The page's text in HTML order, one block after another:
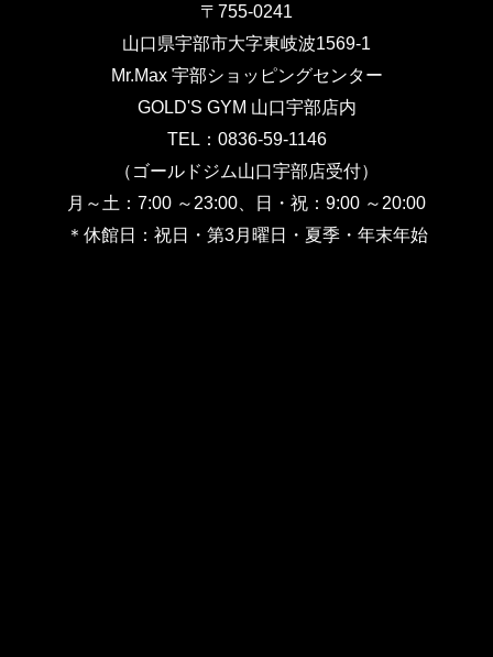
〒755-0241
山口県宇部市大字東岐波1569-1
Mr.Max 宇部ショッピングセンター
GOLD'S GYM 山口宇部店内
TEL：0836-59-1146
（ゴールドジム山口宇部店受付）
月～土：7:00 ～23:00、日・祝：9:00 ～20:00
＊休館日：祝日・第3月曜日・夏季・年末年始